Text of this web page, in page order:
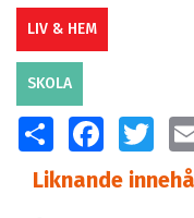
LIV & HEM
SKOLA
SHARE FACEBOOK
Liknande